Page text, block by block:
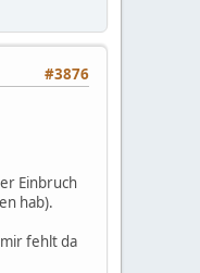
#3876
Einbruch
hab).
fehlt da